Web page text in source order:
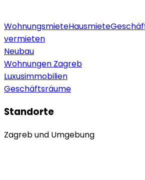
WohnungsmieteHausmiete
vermieten
Neubau
Wohnungen Zagreb
Luxusimmobilien
Geschäftsräume
Standorte
Zagreb und Umgebung